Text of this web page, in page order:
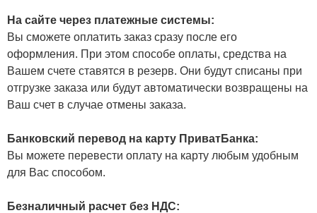
На сайте через платежные системы:
Вы сможете оплатить заказ сразу после его
оформления. При этом способе оплаты, средства на
Вашем счете ставятся в резерв. Они будут списаны при
отгрузке заказа или будут автоматически возвращены на
Ваш счет в случае отмены заказа.
Банковский перевод на карту ПриватБанка:
Вы можете перевести оплату на карту любым удобным
для Вас способом.
Безналичный расчет без НДС: